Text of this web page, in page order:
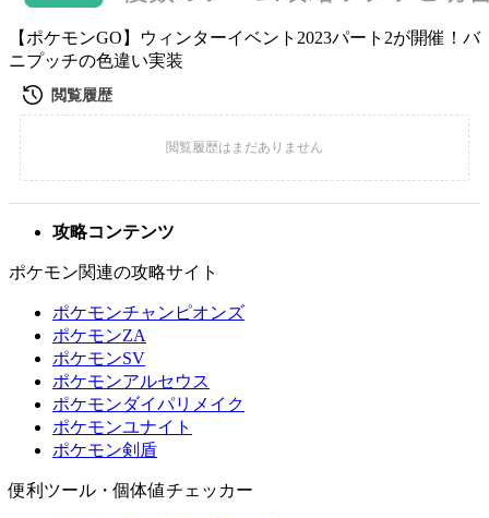
【ポケモンGO】ウィンターイベント2023パート2が開催！バ
ニプッチの色違い実装
攻略コンテンツ
ポケモン関連の攻略サイト
ポケモンチャンピオンズ
ポケモンZA
ポケモンSV
ポケモンアルセウス
ポケモンダイパリメイク
ポケモンユナイト
ポケモン剣盾
便利ツール・個体値チェッカー